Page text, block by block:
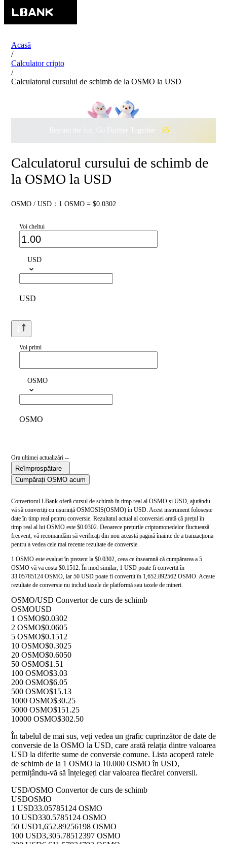
Acasă
/
Calculator cripto
/
Calculatorul cursului de schimb de la OSMO la USD
Beyond the Ice, Go Further Together · $500,000
Calculatorul cursului de schimb de
la OSMO la USD
OSMO / USD：1 OSMO = $0.0302
Voi cheltui
USD
USD
Voi primi
OSMO
OSMO
Ora ultimei actualizări --
Reîmprospătare
Cumpărați OSMO acum
Convertorul LBank oferă cursul de schimb în timp real al OSMO și USD, ajutându-
vă să convertiți cu ușurință OSMOSIS(OSMO) în USD. Acest instrument folosește
date în timp real pentru conversie. Rezultatul actual al conversiei arată că prețul în
timp real al lui OSMO este $0.0302. Deoarece prețurile criptomonedelor fluctuează
frecvent, vă recomandăm să verificați din nou această pagină înainte de a tranzacționa
pentru a vedea cele mai recente rezultate de conversie.
1 OSMO este evaluat în prezent la $0.0302, ceea ce înseamnă că cumpărarea a 5
OSMO vă va costa $0.1512. În mod similar, 1 USD poate fi convertit în
33.05785124 OSMO, iar 50 USD poate fi convertit în 1,652.892562 OSMO. Aceste
rezultate de conversie nu includ taxele de platformă sau taxele de mineri.
OSMO/USD Convertor de curs de schimb
OSMOUSD
1 OSMO$0.0302
2 OSMO$0.0605
5 OSMO$0.1512
10 OSMO$0.3025
20 OSMO$0.6050
50 OSMO$1.51
100 OSMO$3.03
200 OSMO$6.05
500 OSMO$15.13
1000 OSMO$30.25
5000 OSMO$151.25
10000 OSMO$302.50
În tabelul de mai sus, veți vedea un grafic cuprinzător de date de
conversie de la OSMO la USD, care arată relația dintre valoarea
USD la diferite sume de conversie comune. Lista acoperă ratele
de schimb de la 1 OSMO la 10.000 OSMO în USD,
permițându-vă să înțelegeți clar valoarea fiecărei conversii.
USD/OSMO Convertor de curs de schimb
USDOSMO
1 USD33.05785124 OSMO
10 USD330.5785124 OSMO
50 USD1,652.89256198 OSMO
100 USD3,305.78512397 OSMO